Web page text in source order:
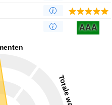
AAA